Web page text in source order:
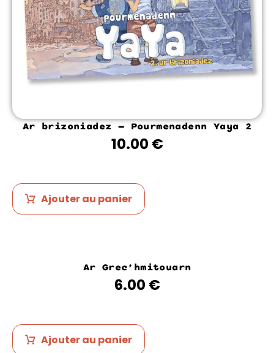
Ar brizoniadez – Pourmenadenn Yaya 2
10.00 €
Ajouter au panier
Ar Grec’hmitouarn
6.00 €
Ajouter au panier